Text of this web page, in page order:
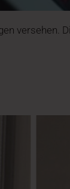
versehen.